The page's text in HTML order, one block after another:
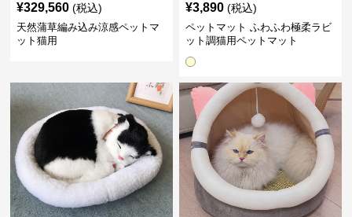
¥329,560 (税込)
天然蒲草編み込み涼感ペットマ
ット猫用
¥3,890 (税込)
ペットマット ふわふわ極柔ラビ
ット調猫用ペットマット